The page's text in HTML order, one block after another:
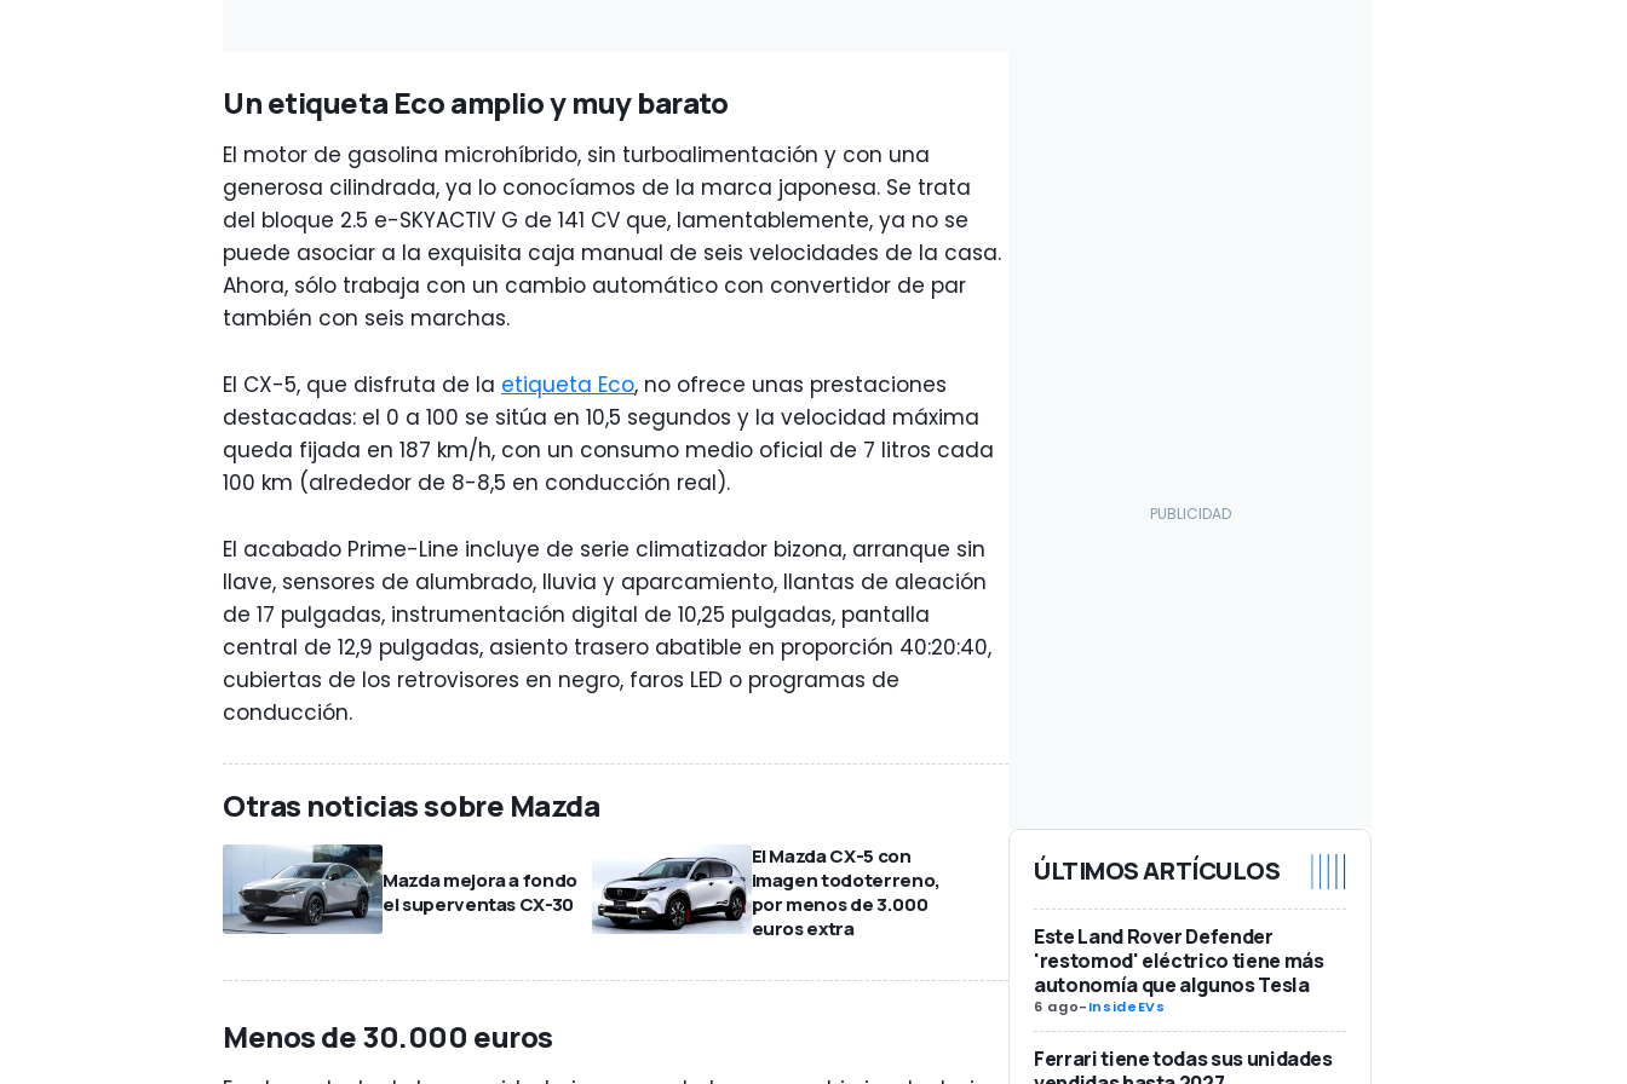
Un etiqueta Eco amplio y muy barato
El motor de gasolina microhíbrido, sin turboalimentación y con una
generosa cilindrada, ya lo conocíamos de la marca japonesa. Se trata
del bloque 2.5 e-SKYACTIV G de 141 CV que, lamentablemente, ya no se
puede asociar a la exquisita caja manual de seis velocidades de la casa.
Ahora, sólo trabaja con un cambio automático con convertidor de par
también con seis marchas.
El CX-5, que disfruta de la etiqueta Eco, no ofrece unas prestaciones
destacadas: el 0 a 100 se sitúa en 10,5 segundos y la velocidad máxima
queda fijada en 187 km/h, con un consumo medio oficial de 7 litros cada
100 km (alrededor de 8-8,5 en conducción real).
El acabado Prime-Line incluye de serie climatizador bizona, arranque sin
llave, sensores de alumbrado, lluvia y aparcamiento, llantas de aleación
de 17 pulgadas, instrumentación digital de 10,25 pulgadas, pantalla
central de 12,9 pulgadas, asiento trasero abatible en proporción 40:20:40,
cubiertas de los retrovisores en negro, faros LED o programas de
conducción.
Otras noticias sobre Mazda
Mazda mejora a fondo
el superventas CX-30
El Mazda CX-5 con
imagen todoterreno,
por menos de 3.000
euros extra
Menos de 30.000 euros
ÚLTIMOS ARTÍCULOS
Este Land Rover Defender
'restomod' eléctrico tiene más
autonomía que algunos Tesla
6 ago-InsideEVs
Ferrari tiene todas sus unidades